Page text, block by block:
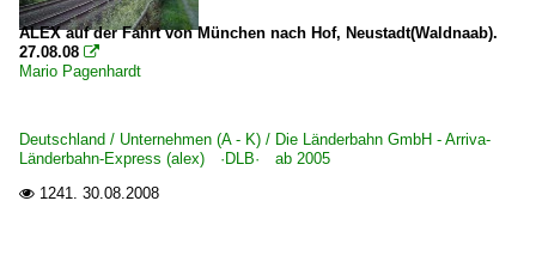
ALEX auf der Fahrt von München nach Hof, Neustadt(Waldnaab).
27.08.08 
Mario Pagenhardt
Deutschland / Unternehmen (A - K) / Die Länderbahn GmbH - Arriva-
Länderbahn-Express (alex) ·DLB· ab 2005
 1241. 30.08.2008